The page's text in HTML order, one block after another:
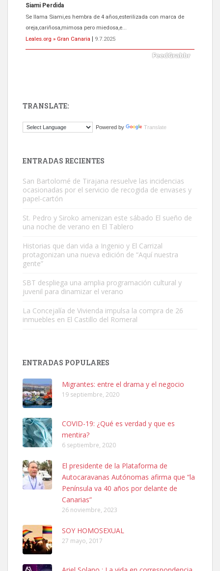
Siami Perdida
Se llama Siami,es hembra de 4 años,esterilizada con marca de
oreja,cariñosa,mimosa pero miedosa,e...
Leales.org » Gran Canaria | 9.7.2025
El ayuntamiento se va a llevar a Los Gatos callejeros de la zona los
Este gato macho ha aparecido en la calle hace menos de un mes,
es muy manso y extremadamente cari...
Leales.org » Gran Canaria
hembra, 4 años. Por motivos personales ...
Leales.org » Gran Canaria
SHIBA PERDIDO AVDA JOSE MESA Y LOPEZ
PERRO MACHO RAZA SHIBA CON MICROCHIP PERDIDO HOY
06/07/2025 ZONA MESA Y LOPEZ. ES MUY ASUSTADIZO
Leales.org » Gran Canaria
6.7.2025
TRANSLATE:
Powered by Translate
ENTRADAS RECIENTES
San Bartolomé de Tirajana resuelve las incidencias
ocasionadas por el servicio de recogida de envases y
papel-cartón
St. Pedro y Siroko amenizan este sábado El sueño de
una noche de verano en El Tablero
Historias que dan vida a Ingenio y El Carrizal
protagonizan una nueva edición de “Aquí nuestra
gente”
SBT despliega una amplia programación cultural y
juvenil para dinamizar el verano
La Concejalía de Vivienda impulsa la compra de 26
inmuebles en El Castillo del Romeral
ENTRADAS POPULARES
Migrantes: entre el drama y el negocio
19 septiembre, 2020
COVID-19: ¿Qué es verdad y que es
mentira?
6 septiembre, 2020
El presidente de la Plataforma de
Autocaravanas Autónomas afirma que “la
Península va 40 años por delante de
Canarias”
26 noviembre, 2023
SOY HOMOSEXUAL
27 mayo, 2017